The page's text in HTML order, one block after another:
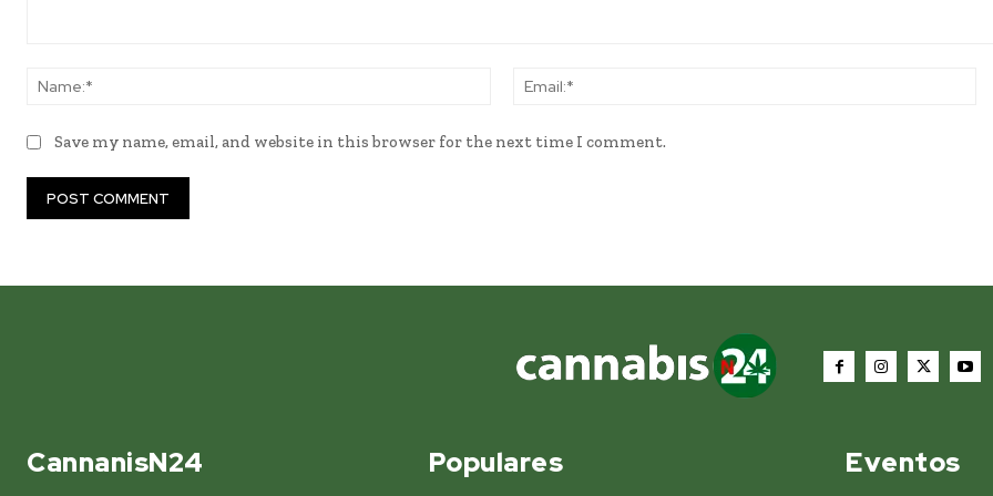
Name:*
Save my name, email, and website in this browser for the next time I comment.
CannanisN24 Populares Eventos